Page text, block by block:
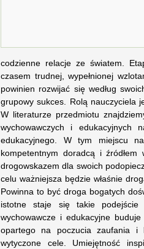
codzienne relacje ze światem.
czasem trudnej, wypełnionej
powinien rozwijać się według
grupowy sukces. Rolą nauczyciela
W literaturze przedmiotu
wychowawczych i edukacyjnych
edukacyjnego. W tym miejscu
kompetentnym doradcą i
drogowskazem dla swoich
celu ważniejsza będzie właśnie
Powinna to być droga bogatych
istotne staje się takie podejście
wychowawcze i edukacyjne
opartego na poczucia zaufania i
wytyczone cele. Umiejętność